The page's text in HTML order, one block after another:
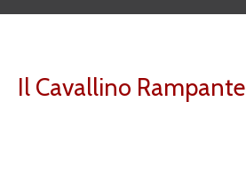
Il Cavallino Rampante